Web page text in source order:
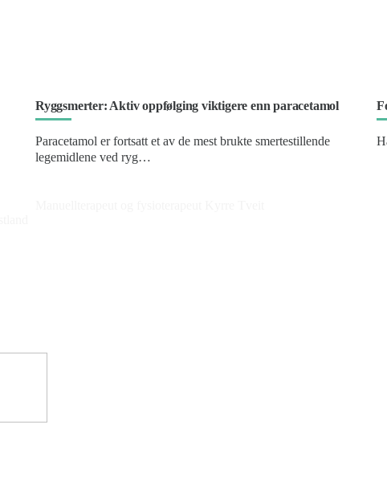
Ryggsmerter: Aktiv oppfølging viktigere enn paracetamol
Paracetamol er fortsatt et av de mest brukte smertestillende
legemidlene ved ryg…